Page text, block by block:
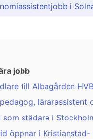
i
jobb
till Albagården
lärarassistent
som städare i
öppnar i Kristianstad-